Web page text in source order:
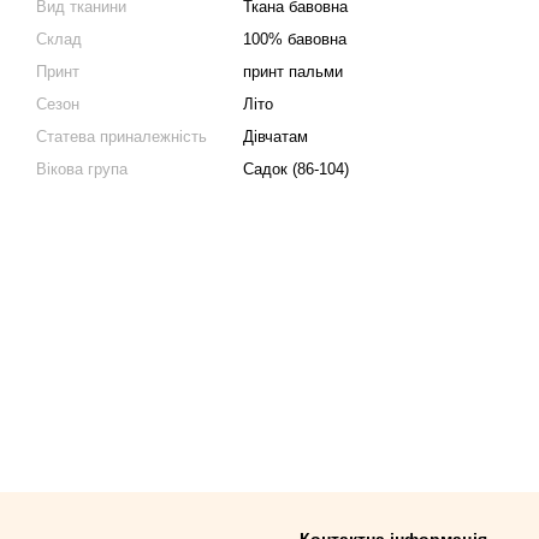
Вид тканини
Ткана бавовна
Склад
100% бавовна
Принт
принт пальми
Сезон
Літо
Статева приналежність
Дівчатам
Вікова група
Садок (86-104)